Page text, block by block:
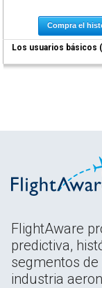
Compra el
Los usuarios básicos
FlightAware
predictiva,
segmentos de
industria